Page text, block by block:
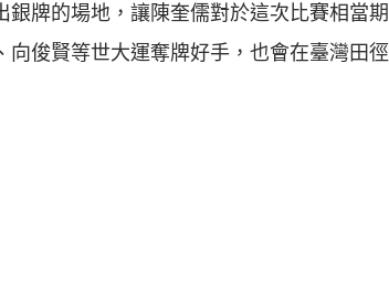
銀牌的場地，讓陳奎儒對於這次比賽相當期
向俊賢等世大運奪牌好手，也會在臺灣田徑